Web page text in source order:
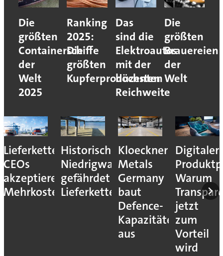
Die
größten
Containerschiffe
der
Welt
2025
Ranking
2025:
Die
größten
Kupferproduzenten
Das
sind die
Elektroautos
mit der
höchsten
Reichweite
Die
größten
Brauereien
der
Welt
Lieferkettenresilienz:
CEOs
akzeptieren
Mehrkosten
Historisches
Niedrigwasser
gefährdet
Lieferketten
Kloeckner
Metals
Germany
baut
Defence-
Kapazitäten
aus
Digitaler
Warum
jetzt
zum
Vorteil
wird